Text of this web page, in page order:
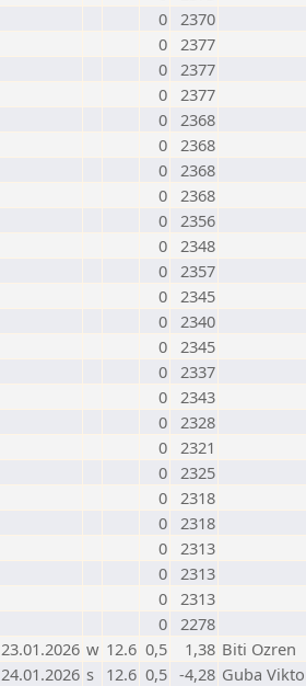
0 2370
0 2377
0 2377
0 2377
0 2368
0 2368
0 2368
0 2368
0 2356
0 2348
0 2357
0 2345
0 2340
0 2345
0 2337
0 2343
0 2328
0 2321
0 2325
0 2318
0 2318
0 2313
0 2313
0 2313
0 2278
23.01.2026 w 12.6 0,5 1,38 Biti Ozren
24.01.2026 s 12.6 0,5 -4,28 Guba